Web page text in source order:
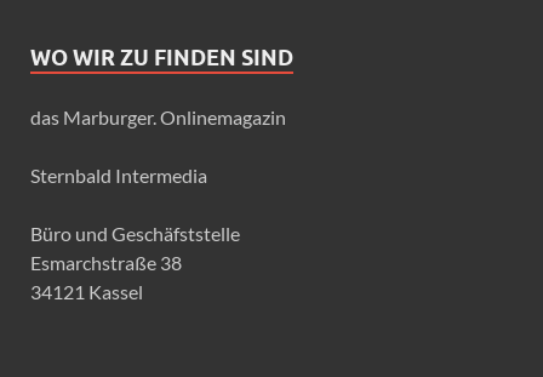
WO WIR ZU FINDEN SIND
das Marburger. Onlinemagazin
Sternbald Intermedia
Büro und Geschäfststelle
Esmarchstraße 38
34121 Kassel